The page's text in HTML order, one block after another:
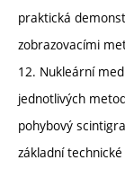
praktická
zobrazovacími
12. Nukleární
jednotlivých
pohybový
základní